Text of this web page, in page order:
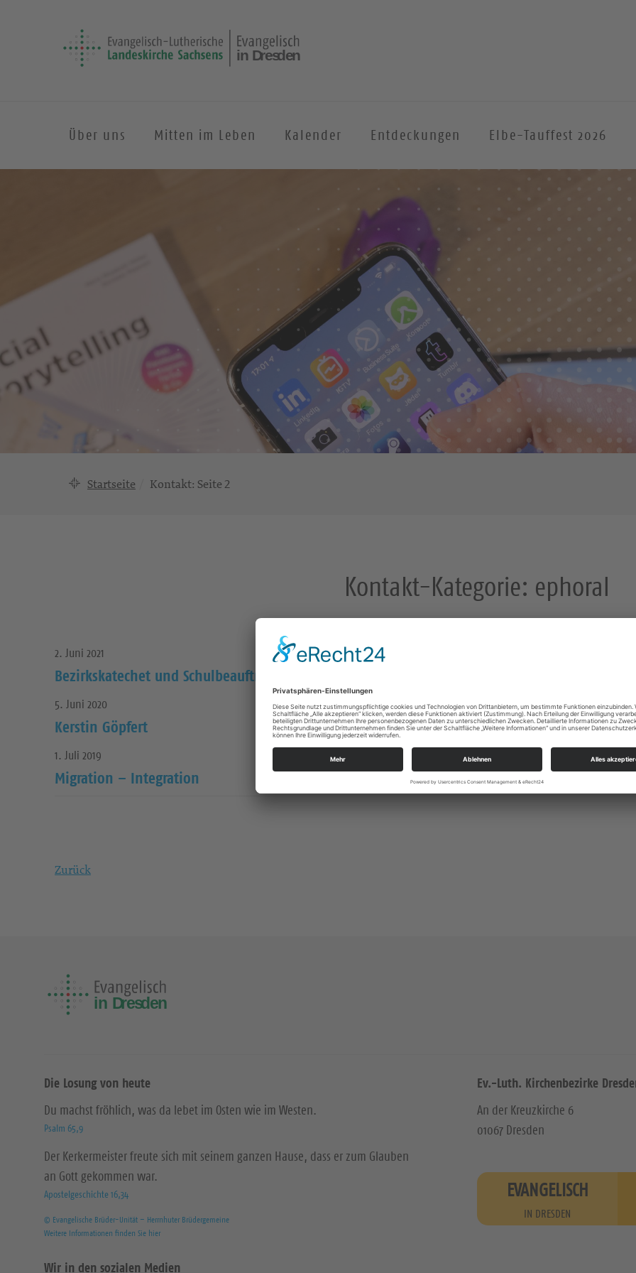
Über uns Mitten im Leben Kalender Entdeckungen Elbe-Tauffest 2026
Startseite Kontakt: Seite 2
Kontakt-Kategorie: ephoral
2. Juni 2021
Bezirkskatechet und Schulbeauftragter
5. Juni 2020
Kerstin Göpfert
1. Juli 2019
Migration – Integration
Zurück
Die Losung von heute
Du machst fröhlich, was da lebet im Osten wie im Westen.
Psalm 65,9
Der Kerkermeister freute sich mit seinem ganzen Hause, dass er zum Glauben
an Gott gekommen war.
Apostelgeschichte 16,34
© Evangelische Brüder-Unität – Herrnhuter Brüdergemeine
Weitere Informationen finden Sie hier
Wir in den sozialen Medien
Ev.-Luth. Kirchenbezirke
An der Kreuzkirche 6
01067 Dresden
EVANGELISCH
IN DRESDEN